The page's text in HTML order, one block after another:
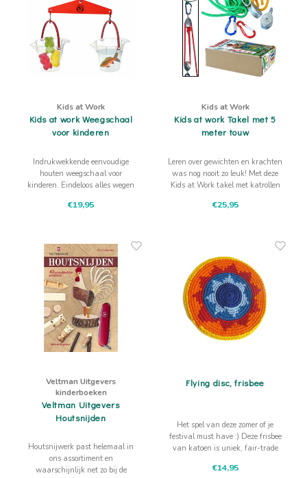
Kids at Work
Kids at work Weegschaal
voor kinderen
Indrukwekkende eenvoudige
houten weegschaal voor
kinderen. Eindeloos alles wegen
emmers niet inbegrepen!
€19,95
Kids at Work
Kids at work Takel met 5
meter touw
Leren over gewichten en krachten
was nog nooit zo leuk! Met deze
Kids at Work takel met katrollen
dagenlang plezier!
€25,95
Veltman Uitgevers
kinderboeken
Veltman Uitgevers
Houtsnijden
Houtsnijwerk past helemaal in
ons assortiment en
waarschijnlijk net zo bij de
Flying disc, frisbee
Het spel van deze zomer of je
festival must have :) Deze frisbee
van katoen is uniek, fair-trade
uit Guatamala.
€14,95